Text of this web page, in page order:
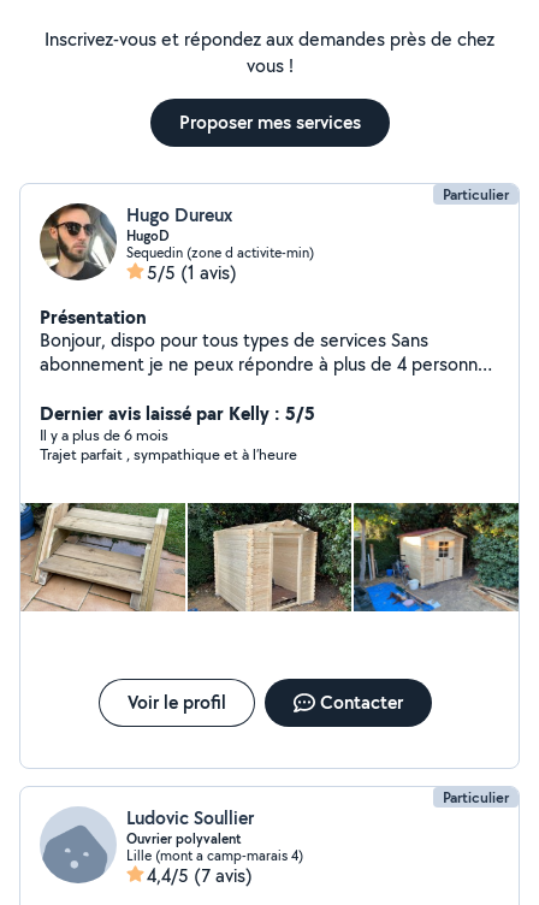
Inscrivez-vous et répondez aux demandes près de chez
vous !
Proposer mes services
Particulier
Hugo Dureux
HugoD
Sequedin (zone d activite-min)
5/5 (1 avis)
Présentation
Bonjour, dispo pour tous types de services Sans
abonnement je ne peux répondre à plus de 4 personnes
demande pour que je puisse vous contacter
Dernier avis laissé par Kelly : 5/5
Il y a plus de 6 mois
Trajet parfait , sympathique et à l’heure
Voir le profil Contacter
Particulier
Ludovic Soullier
Ouvrier polyvalent
Lille (mont a camp-marais 4)
4,4/5 (7 avis)